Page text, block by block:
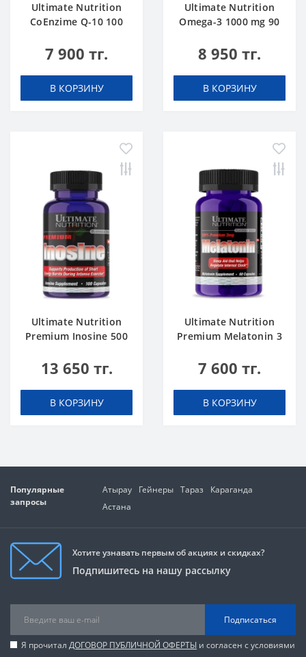
Ultimate Nutrition
CoEnzime Q-10 100
7 900 тг.
В КОРЗИНУ
Ultimate Nutrition
Omega-3 1000 mg 90
8 950 тг.
В КОРЗИНУ
Ultimate Nutrition
Premium Inosine 500
13 650 тг.
В КОРЗИНУ
Ultimate Nutrition
Premium Melatonin 3
7 600 тг.
В КОРЗИНУ
Популярные
запросы
Атырау Гейнеры Тараз
Караганда
Астана
Хотите узнавать первым об акциях и скидках?
Подпишитесь на нашу рассылку
Подписаться
Я прочитал ДОГОВОР ПУБЛИЧНОЙ ОФЕРТЫ и согласен с условиями